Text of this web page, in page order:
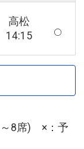
高松
14:15
8席) ×：予